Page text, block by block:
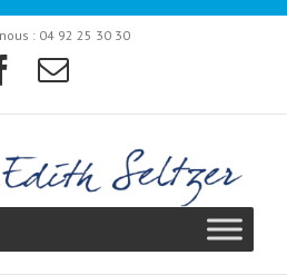
: 04 92 25 30 30